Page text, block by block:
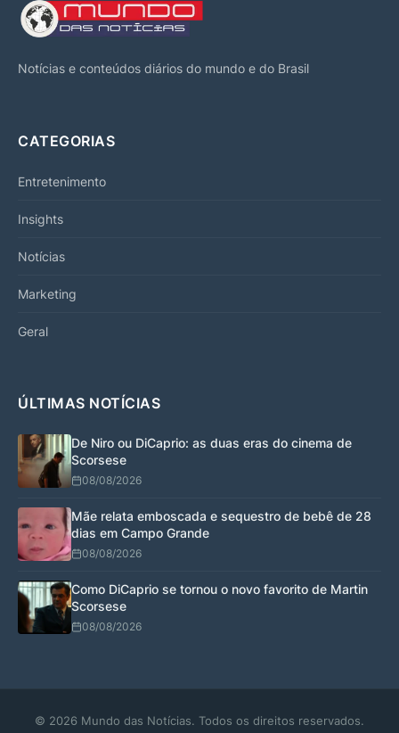
Notícias e conteúdos diários do mundo e do Brasil
CATEGORIAS
Entretenimento
Insights
Notícias
Marketing
Geral
ÚLTIMAS NOTÍCIAS
De Niro ou DiCaprio: as duas eras do cinema de
Scorsese
08/08/2026
Mãe relata emboscada e sequestro de bebê de 28
dias em Campo Grande
08/08/2026
Como DiCaprio se tornou o novo favorito de Martin
Scorsese
08/08/2026
© 2026 Mundo das Notícias. Todos os direitos reservados.